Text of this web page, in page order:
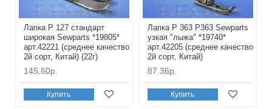
Лапка P 127 стандарт
широкая Sewparts *19805*
арт.42221 (среднее качество
2й сорт, Китай) (22г)
145.60р.
Купить
Лапка P 363 P363 Sewparts
узкая "лыжа" *19740*
арт.42205 (среднее качество
2й сорт, Китай)
87.36р.
Купить